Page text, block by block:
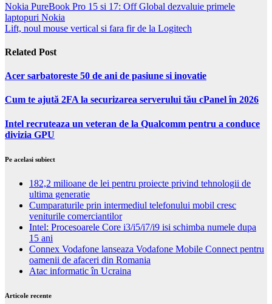
Nokia PureBook Pro 15 si 17: Off Global dezvaluie primele
laptopuri Nokia
Lift, noul mouse vertical si fara fir de la Logitech
Related Post
Acer sarbatoreste 50 de ani de pasiune si inovatie
Cum te ajută 2FA la securizarea serverului tău cPanel în 2026
Intel recruteaza un veteran de la Qualcomm pentru a conduce
divizia GPU
Pe acelasi subiect
182,2 milioane de lei pentru proiecte privind tehnologii de
ultima generatie
Cumparaturile prin intermediul telefonului mobil cresc
veniturile comerciantilor
Intel: Procesoarele Core i3/i5/i7/i9 isi schimba numele dupa
15 ani
Connex Vodafone lanseaza Vodafone Mobile Connect pentru
oamenii de afaceri din Romania
Atac informatic în Ucraina
Articole recente